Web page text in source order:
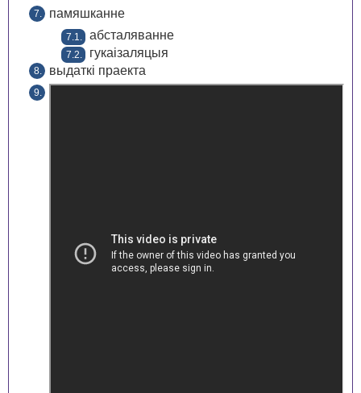
памяшканне
абсталяванне
гукаізаляцыя
выдаткі праекта